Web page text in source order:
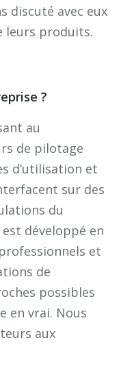
discuté avec eux
leurs produits.
?
au
de pilotage
d’utilisation et
sur des
du
développé en
et
de
possibles
en vrai. Nous
aux